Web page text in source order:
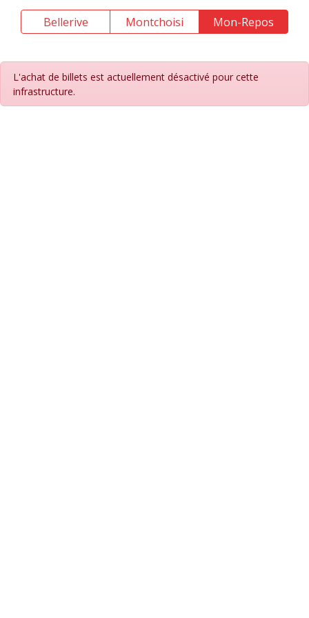
Bellerive Montchoisi Mon-Repos
L'achat de billets est actuellement désactivé pour cette
infrastructure.